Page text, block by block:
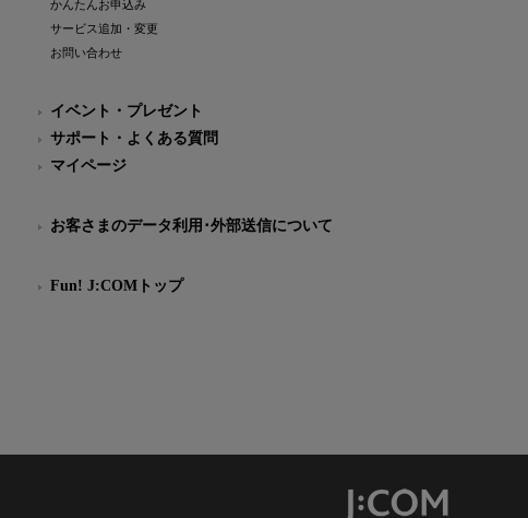
かんたんお申込み
サービス追加・変更
お問い合わせ
イベント・プレゼント
サポート・よくある質問
マイページ
お客さまのデータ利用･外部送信について
Fun! J:COMトップ